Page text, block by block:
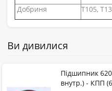
Добриня
T105,
Ви дивилися
Підшипник
внутр.) - КПП